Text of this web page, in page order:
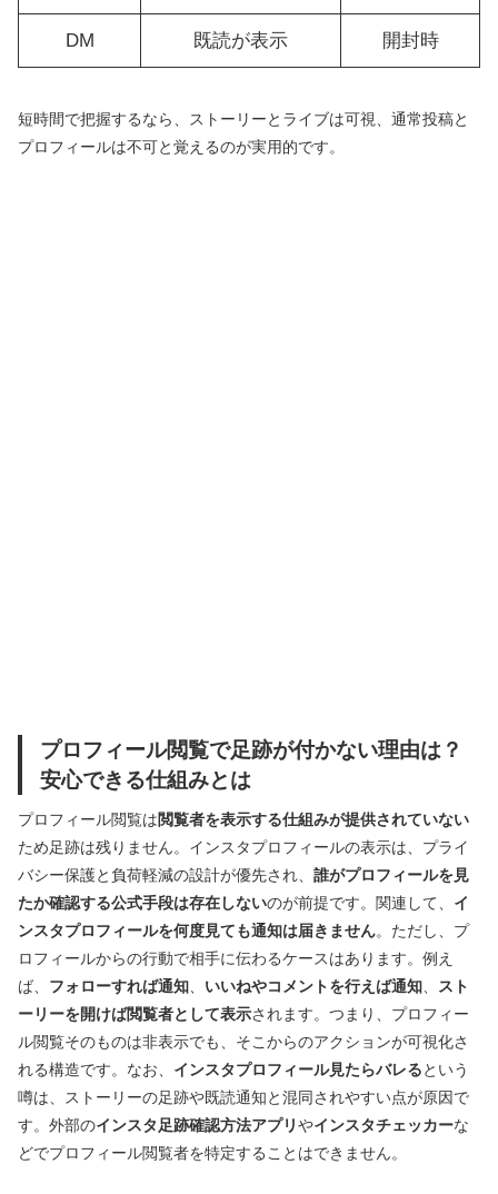
DM 既読が表示 開封時
短時間で把握するなら、ストーリーとライブは可視、通常投稿と
プロフィールは不可と覚えるのが実用的です。
プロフィール閲覧で足跡が付かない理由は？
安心できる仕組みとは
プロフィール閲覧は閲覧者を表示する仕組みが提供されていない
ため足跡は残りません。インスタプロフィールの表示は、プライ
バシー保護と負荷軽減の設計が優先され、 誰がプロフィールを見
たか確認する公式手段は存在しないのが前提です。関連して、 イ
ンスタプロフィールを何度見ても通知は届きません。ただし、プ
ロフィールからの行動で相手に伝わるケースはあります。例え
ば、 フォローすれば通知 いいねやコメントを行えば通知
スト
ーリーを開けば閲覧者として表示されます。つまり、プロフィー
ル閲覧そのものは非表示でも、そこからのアクションが可視化さ
れる構造です。なお、 インスタプロフィール見たらバレるという
噂は、ストーリーの足跡や既読通知と混同されやすい点が原因で
す。外部のインスタ足跡確認方法アプリやインスタチェッカーな
どでプロフィール閲覧者を特定することはできません。